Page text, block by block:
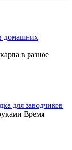
домашних
в разное
для заводчиков
Время